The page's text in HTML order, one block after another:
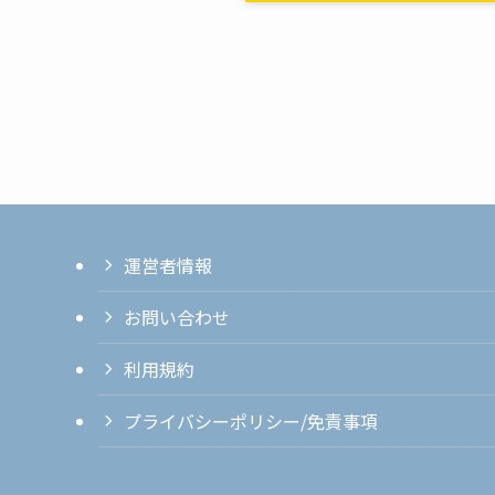
運営者情報
お問い合わせ
利用規約
プライバシーポリシー/免責事項